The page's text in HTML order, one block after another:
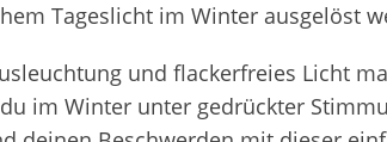
Tageslicht im Winter ausgelöst
und flackerfreies Licht
im Winter unter gedrückter